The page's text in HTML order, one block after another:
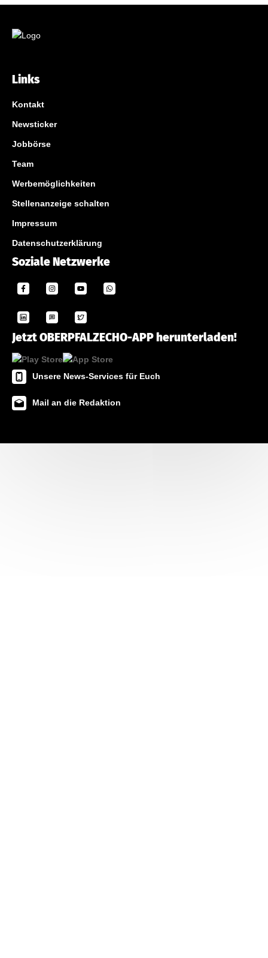
Links
Kontakt
Newsticker
Jobbörse
Team
Werbemöglichkeiten
Stellenanzeige schalten
Impressum
Datenschutzerklärung
Soziale Netzwerke
Jetzt OBERPFALZECHO-APP herunterladen!
Unsere News-Services für Euch
Mail an die Redaktion